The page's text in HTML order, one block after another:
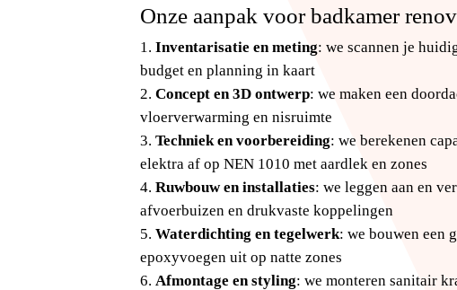
Onze aanpak voor badkamer
Inventarisatie en meting: we scannen je
budget en planning in kaart
Concept en 3D ontwerp: we maken een
vloerverwarming en nisruimte
Techniek en voorbereiding: we berekenen
elektra af op NEN 1010 met aardlek en zones
Ruwbouw en installaties: we leggen aan en
afvoerbuizen en drukvaste koppelingen
Waterdichting en tegelwerk: we bouwen een
epoxyvoegen uit op natte zones
Afmontage en styling: we monteren sanitair